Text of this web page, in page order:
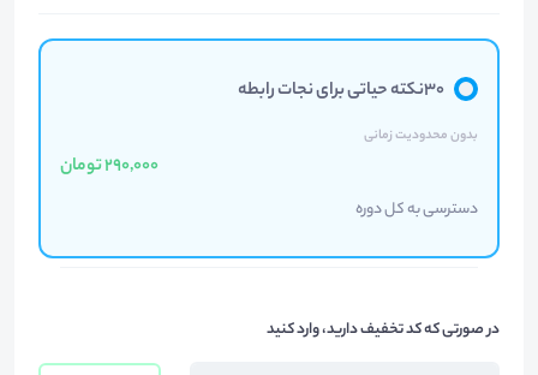
30نکته حیاتی برای نجات رابطه
بدون محدودیت زمانی
290,000 تومان
دسترسی به کل دوره
در صورتی که کد تخفیف دارید، وارد کنید